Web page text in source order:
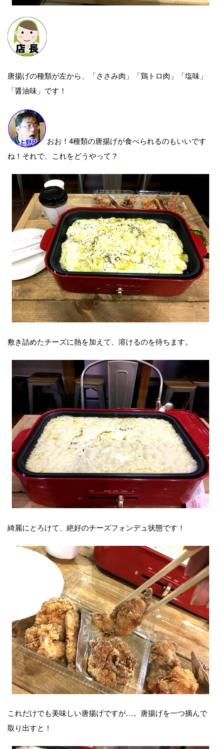
唐揚げの種類が左から、「ささみ肉」「鶏トロ肉」「塩味」
「醤油味」です！
おお！4種類の唐揚げが食べられるのもいいです
ね！それで、これをどうやって？
敷き詰めたチーズに熱を加えて、溶けるのを待ちます。
綺麗にとろけて、絶好のチーズフォンデュ状態です！
これだけでも美味しい唐揚げですが…。唐揚げを一つ摘んで
取り出すと！